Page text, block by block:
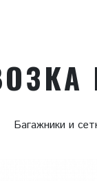
Багажники и